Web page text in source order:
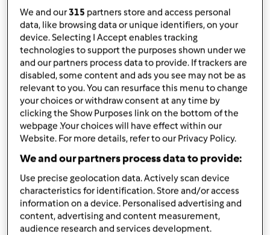
Ingredienti
PANCAKE BANANA E CIOCCOLATO
(CONTEST CIOCCOLATO A COLAZIONE)
140grammibanana,matura
250grammilatte intero
15grammiburro
250grammi farina tipo 00
30grammizucchero
20grammicacao amaro in polvere
We and our315 partners store and access personal
data, like browsing data or unique identifiers, on your
device. Selecting I Accept enables tracking
technologies to support the purposes shown under we
and our partners process data to provide. If trackers are
disabled, some content and ads you see may not be as
relevant to you. You can resurface this menu to change
your choices or withdraw consent at any time by
clicking the Show Purposes link on the bottom of the
webpage .Your choices will have effect within our
Website. For more details, refer to our Privacy Policy.
We and our partners process data to provide:
Use precise geolocation data. Actively scan device
characteristics for identification. Store and/or access
information on a device. Personalised advertising and
content, advertising and content measurement,
audience research and services development.